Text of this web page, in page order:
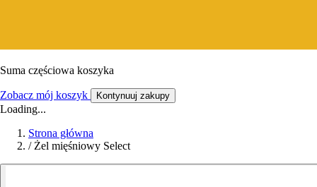
Suma częściowa koszyka
Zobacz mój koszyk Kontynuuj zakupy
Loading...
Strona główna
/ Żel mięśniowy Select